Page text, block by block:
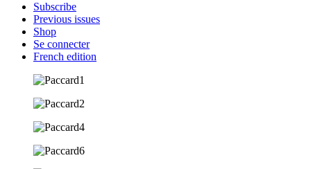
Subscribe
Previous issues
Shop
Se connecter
French edition